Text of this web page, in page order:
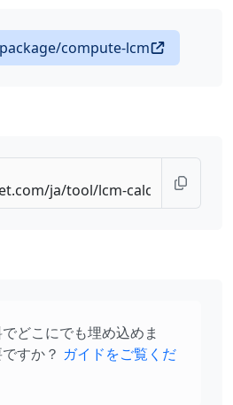
compute-lcm
どこにでも埋め込めま
すか？ ガイドをご覧くだ